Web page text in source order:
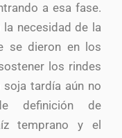
a esa fase.
necesidad de la
se dieron en los
los rindes
tardía aún no
definición de
temprano y el